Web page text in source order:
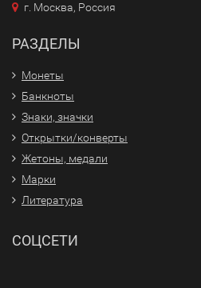
г. Москва, Россия
РАЗДЕЛЫ
Монеты
Банкноты
Знаки, значки
Открытки/конверты
Жетоны, медали
Марки
Литература
СОЦСЕТИ